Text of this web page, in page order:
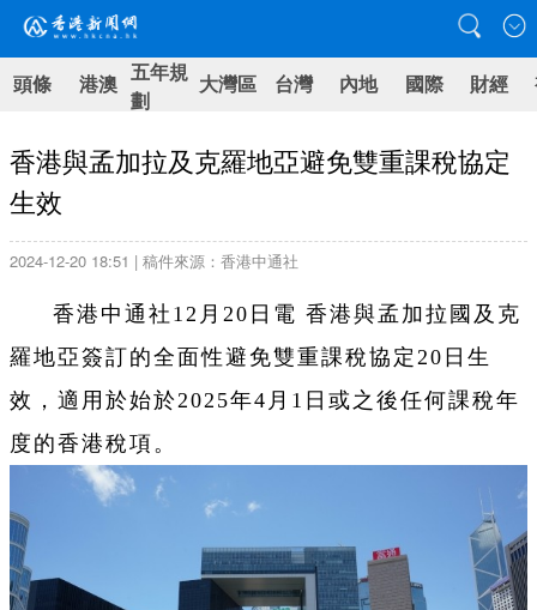
頭條 港澳 五年規
劃
大灣區 台灣 內地 國際 財經
香港與孟加拉及克羅地亞避免雙重課稅協定
生效
2024-12-20 18:51 | 稿件來源：香港中通社
香港中通社12月20日電 香港與孟加拉國及克
羅地亞簽訂的全面性避免雙重課稅協定20日生
效，適用於始於2025年4月1日或之後任何課稅年
度的香港稅項。